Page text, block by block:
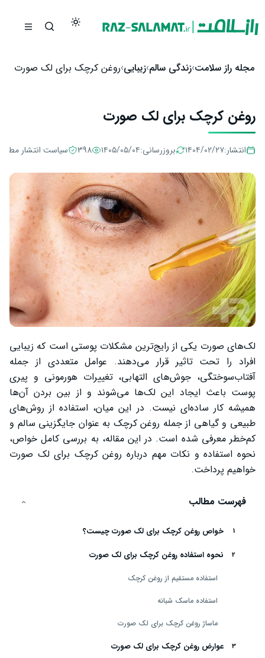
مجله راز سلامت زندگی سالم زیبایی روغن کرچک برای لک صورت
روغن کرچک برای لک صورت
انتشار:۱۴۰۴/۰۲/۲۷ بروزرسانی:۱۴۰۵/۰۵/۰۴ 398 سیاست انتشار
لک‌های صورت یکی از رایج‌ترین مشکلات پوستی است که زیبایی
افراد را تحت تاثیر قرار می‌دهند. عوامل متعددی از جمله
آفتاب‌سوختگی، جوش‌های التهابی، تغییرات هورمونی و پیری
پوست باعث ایجاد این لک‌ها می‌شوند و از بین بردن آن‌ها
همیشه کار ساده‌ای نیست. در این میان، استفاده از روش‌های
طبیعی و گیاهی از جمله روغن کرچک به عنوان جایگزینی سالم و
کم‌خطر معرفی شده است. در این مقاله، به بررسی کامل خواص،
نحوه استفاده و نکات مهم درباره روغن کرچک برای لک صورت
خواهیم پرداخت.
فهرست مطالب
خواص روغن کرچک برای لک صورت چیست؟
نحوه استفاده روغن کرچک برای لک صورت
استفاده مستقیم از روغن کرچک
استفاده ماسک شبانه
ماساژ روغن کرچک برای لک صورت
عوارض روغن کرچک برای لک صورت